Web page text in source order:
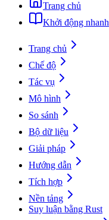
Trang chủ
Khởi động nhanh
Trang chủ
Chế độ
Tác vụ
Mô hình
So sánh
Bộ dữ liệu
Giải pháp
Hướng dẫn
Tích hợp
Nền tảng
Suy luận bằng Rust